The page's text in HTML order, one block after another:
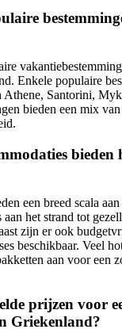
Enkele populaire
Santorini,
bieden een mix
bieden
een breed scala
het strand tot
zijn er ook
beschikbaar. Veel
aan voor een
prijzen voor
Griekenland?